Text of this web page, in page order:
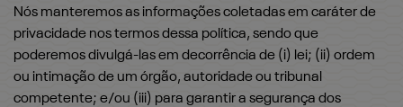
Nós manteremos as informações coletadas em caráter de
privacidade nos termos dessa política, sendo que
poderemos divulgá-las em decorrência de (i) lei; (ii) ordem
ou intimação de um órgão, autoridade ou tribunal
competente; e/ou (iii) para garantir a segurança dos